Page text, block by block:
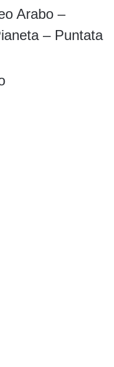
Arabo –
– Puntata